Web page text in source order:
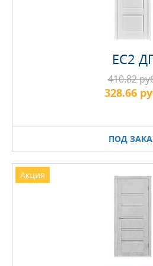
EC2
ПОД
410.82
328.66
Акция